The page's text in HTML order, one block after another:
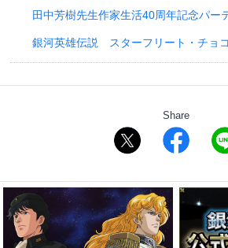
田中芳樹先生作家生活40周年記念パー
銀河英雄伝説 スターフリート・チョ
Share